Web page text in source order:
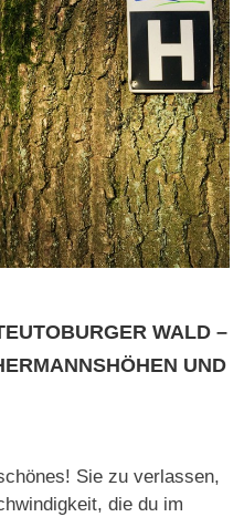
WALD –
UND
Sie zu verlassen,
die du im